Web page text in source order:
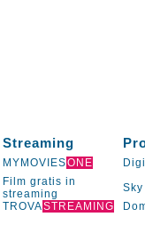
Streaming
MYMOVIESONE
Film gratis in
streaming
Sky
TROVASTREAMING